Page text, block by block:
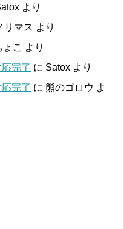
より
リマス より
ょこ より
完了 に Satox より
完了 に 熊のゴロウ よ